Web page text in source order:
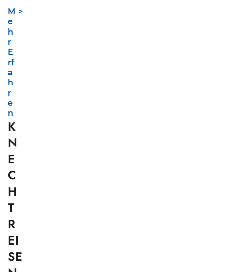
M
e
h
r
E
rf
a
h
r
e
n
K
N
E
C
H
T
R
EI
SE